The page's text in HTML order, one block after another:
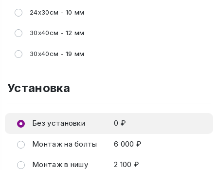
24х30см - 10 мм
30х40см - 12 мм
30х40см - 19 мм
Установка
Без установки 0 ₽
Монтаж на болты 6 000 ₽
Монтаж в нишу 2 100 ₽